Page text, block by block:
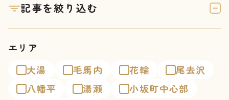
記事を絞り込む
エリア
大湯
毛馬内 花輪
尾去沢
八幡平
湯瀬
小坂町中心部